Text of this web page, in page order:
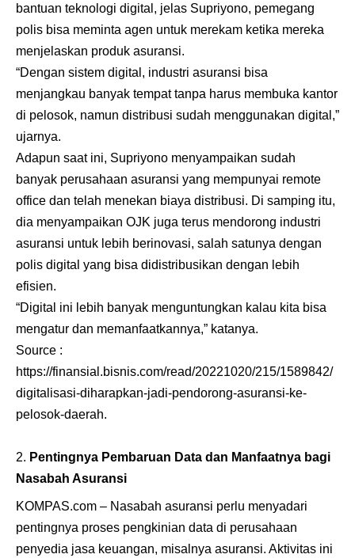
bantuan teknologi digital, jelas Supriyono, pemegang
polis bisa meminta agen untuk merekam ketika mereka
menjelaskan produk asuransi.
“Dengan sistem digital, industri asuransi bisa
menjangkau banyak tempat tanpa harus membuka kantor
di pelosok, namun distribusi sudah menggunakan digital,”
ujarnya.
Adapun saat ini, Supriyono menyampaikan sudah
banyak perusahaan asuransi yang mempunyai remote
office dan telah menekan biaya distribusi. Di samping itu,
dia menyampaikan OJK juga terus mendorong industri
asuransi untuk lebih berinovasi, salah satunya dengan
polis digital yang bisa didistribusikan dengan lebih
efisien.
“Digital ini lebih banyak menguntungkan kalau kita bisa
mengatur dan memanfaatkannya,” katanya.
Source :
https://finansial.bisnis.com/read/20221020/215/1589842/
digitalisasi-diharapkan-jadi-pendorong-asuransi-ke-
pelosok-daerah.
Pentingnya Pembaruan Data dan Manfaatnya bagi
Nasabah Asuransi
KOMPAS.com – Nasabah asuransi perlu menyadari
pentingnya proses pengkinian data di perusahaan
penyedia jasa keuangan, misalnya asuransi. Aktivitas ini